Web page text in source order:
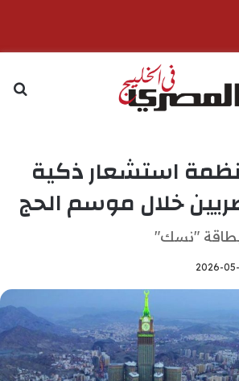
استشعار ذكية
خلال موسم الحج
بطاقة "نسك"
2026-